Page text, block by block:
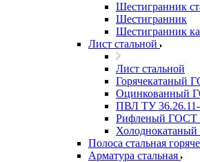
Шестигранник
Шестигранник
Шестигранник
Лист стальной
Лист стальной
Горячекатаный
Оцинкованный
ПВЛ ТУ
Рифленый ГОСТ
Полоса стальная
Арматура стальная